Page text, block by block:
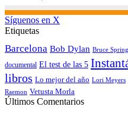
Síguenos en X
Etiquetas
Barcelona Bob Dylan Bruce
documental El test de las 5
libros Lo mejor del año Lori Meyers
Raemon Vetusta Morla
Últimos Comentarios